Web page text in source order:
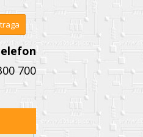
700